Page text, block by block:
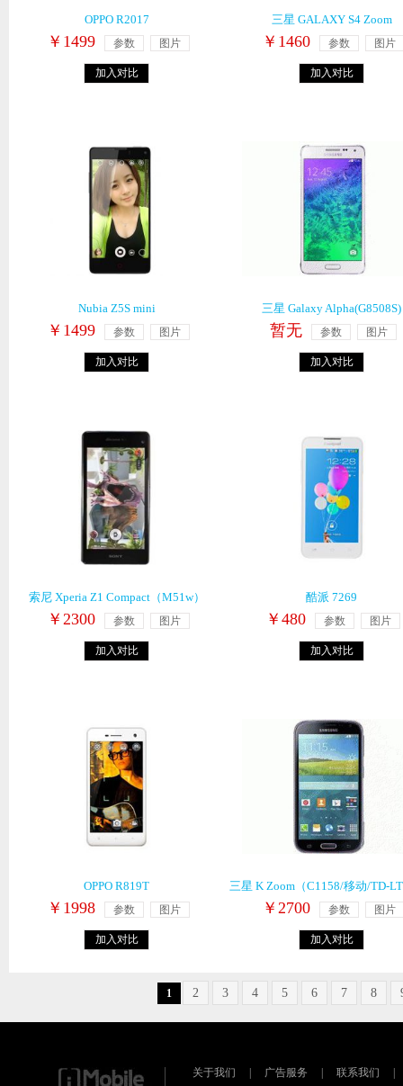
OPPO R2017
￥1499 参数 图片
加入对比
三星 GALAXY S4 Zoom
￥1460 参数 图片
加入对比
Nubia Z5S mini
￥1499 参数 图片
加入对比
三星 Galaxy Alpha(G8508S)
暂无 参数 图片
加入对比
索尼 Xperia Z1 Compact（M51w）
￥2300 参数 图片
加入对比
酷派 7269
￥480 参数 图片
加入对比
OPPO R819T
￥1998 参数 图片
加入对比
三星 K Zoom（C1158/移动/TD-
￥2700 参数 图片
加入对比
1 2 3 4 5 6 7 8
关于我们 广告服务 联系我们